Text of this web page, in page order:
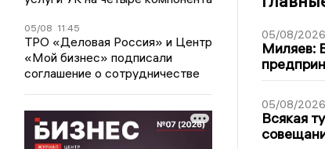
05/08 11:45
ТРО «Деловая Россия» и Центр
«Мой бизнес» подписали
соглашение о сотрудничестве
05/08/2026
Миляев:
05/08/
Всякая